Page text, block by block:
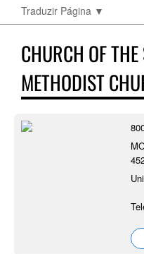
Traduzir Página ▼
CHURCH OF
METHODIST